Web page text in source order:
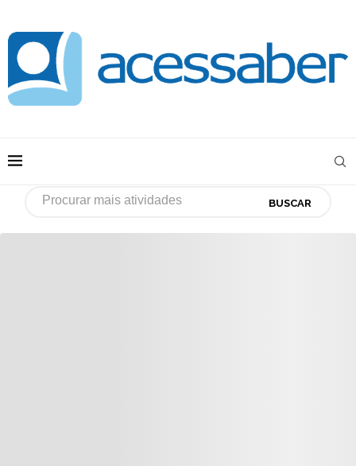
BUSCAR